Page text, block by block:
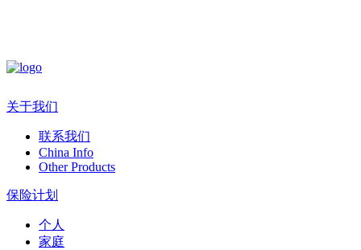
关于我们
联系我们
China Info
Other Products
保险计划
个人
家庭